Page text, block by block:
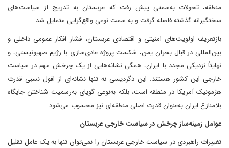
منطقه، تحولات به‌سمتی پیش رفت که عربستان به تدریج از سیاست‌های
سختگیرانه گذشته فاصله گرفت و به سمت نوعی واقع‌گرایی متمایل شد.
بازتعریف اولویت‌های امنیتی و اقتصادی عربستان، فشار افکار عمومی داخلی و
بین‌المللی در قبال بحران یمن، شکست پروژه عادی‌سازی با رژیم صهیونیستی، و
نهایتاً نزدیکی مجدد با ایران، همگی نشانه‌هایی از یک چرخش مهم در سیاست
خارجی این کشور هستند. این دگردیسی نه تنها نشانه‌ای از افول نسبی قدرت
هژمونیک آمریکا در منطقه است، بلکه به‌نوعی گویای به‌رسمیت شناختن جایگاه
بلامنازع ایران به‌عنوان قدرت اصلی منطقه‌ای نیز محسوب می‌شود.
عوامل زمینه‌ساز چرخش در سیاست خارجی عربستان
تغییرات راهبردی در سیاست خارجی عربستان را نمی‌توان تنها به یک عامل تقلیل